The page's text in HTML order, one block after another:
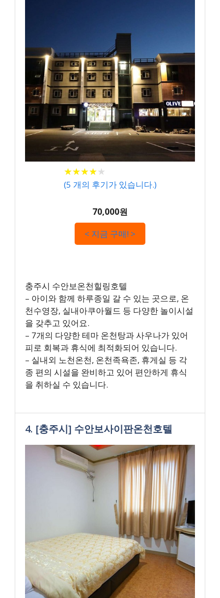
★★★★★
★★★★★
(5 개의 후기가 있습니다.)
70,000원
< 지금 구매! >
충주시 수안보온천힐링호텔
– 아이와 함께 하루종일 갈 수 있는 곳으로, 온
천수영장, 실내아쿠아월드 등 다양한 놀이시설
을 갖추고 있어요.
– 7개의 다양한 테마 온천탕과 사우나가 있어
피로 회복과 휴식에 최적화되어 있습니다.
– 실내외 노천온천, 온천족욕존, 휴게실 등 각
종 편의 시설을 완비하고 있어 편안하게 휴식
을 취하실 수 있습니다.
4. [충주시] 수안보사이판온천호텔